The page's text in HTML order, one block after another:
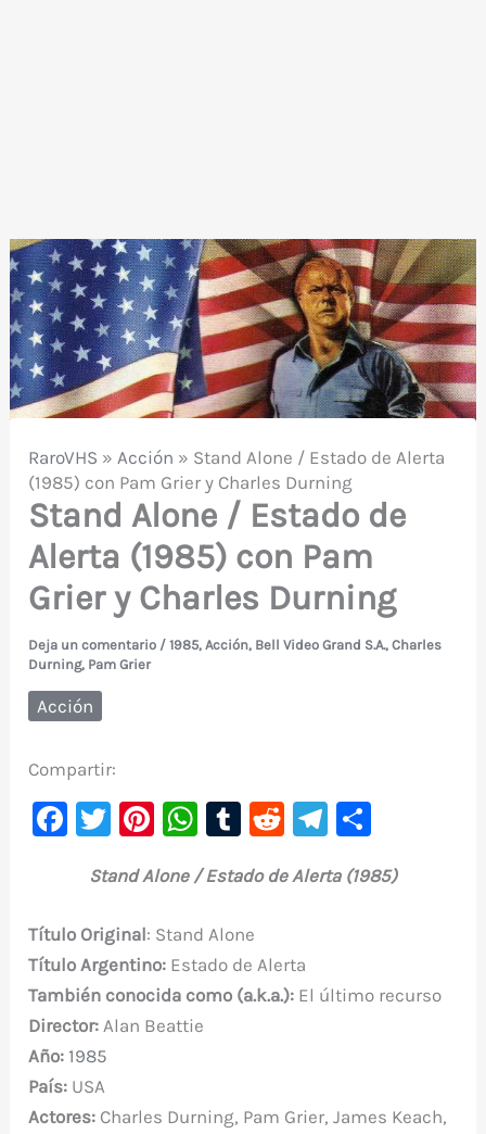
RaroVHS »Acción » Stand Alone / Estado de Alerta
(1985) con Pam Grier y Charles Durning
Stand Alone / Estado de
Alerta (1985) con Pam
Grier y Charles Durning
Deja un comentario /1985,Acción, Bell Video Grand S.A.,Charles
Durning, Pam Grier
Acción
Compartir:
F
e
b
o
o
k
T
it
te
r
Pi
er
e
st
W
at
s
A
p
p
T
m
bl
r
R
d
t
Te
gr m
ti
Stand Alone / Estado de Alerta (1985)
Título Original: Stand Alone
Título Argentino: Estado de Alerta
También conocida como (a.k.a.): El último recurso
Director: Alan Beattie
Año: 1985
País: USA
Actores: Charles Durning, Pam Grier, James Keach,